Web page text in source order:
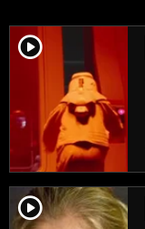
player2
player2